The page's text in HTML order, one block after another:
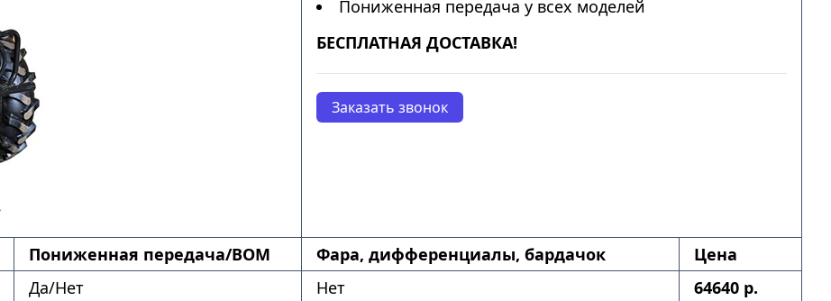
Пониженная передача у всех моделей
БЕСПЛАТНАЯ ДОСТАВКА!
Заказать звонок
Пониженная передача/ВОМ Фара, дифференциалы, бардачок
Цена
Да/Нет Нет 64640 р.